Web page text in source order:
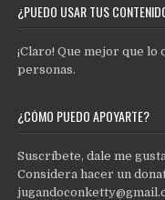
¿PUEDO USAR TUS
¡Claro! Que mejor que lo
personas.
¿CÓMO PUEDO APOYARTE?
Suscríbete, dale me
Considera hacer un